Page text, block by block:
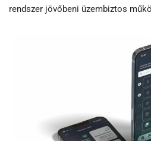
rendszer jövőbeni üzembiztos